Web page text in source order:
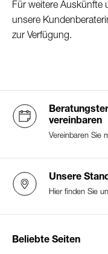
Für weitere Auskünfte
unsere
zur Verfügung.
Kontosortiment und
So erreichen Sie uns:
Telefon:032 352 10 60
Öffnungszeiten:
Montag bis Freitag
Montag bis Freitag
vereinbaren
Vereinbaren Sie
Unsere
Hier finden Sie
Beliebte Seiten